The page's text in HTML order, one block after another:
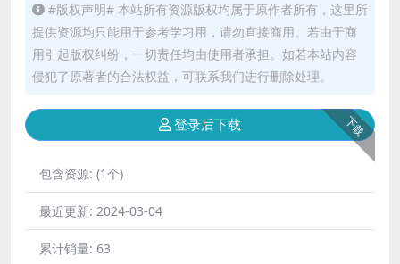
#版权声明# 本站所有资源版权均属于原作者所有，这里所
提供资源均只能用于参考学习用，请勿直接商用。若由于商
用引起版权纠纷，一切责任均由使用者承担。如若本站内容
侵犯了原著者的合法权益，可联系我们进行删除处理。
下载
登录后下载
包含资源: (1个)
最近更新: 2024-03-04
累计销量: 63